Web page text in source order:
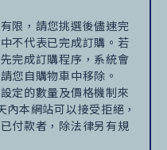
限，請您挑選後儘速完
不代表已完成訂購。若
完成訂購程序，系統會
您自購物車中移除。
定的數量及價格機制來
本網站可以接受拒絕，
付款者，除法律另有規